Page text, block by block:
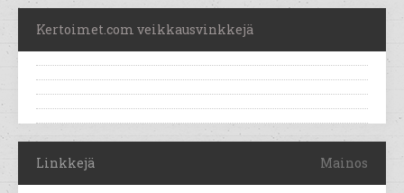
Kertoimet.com veikkausvinkkejä
Linkkejä Mainos